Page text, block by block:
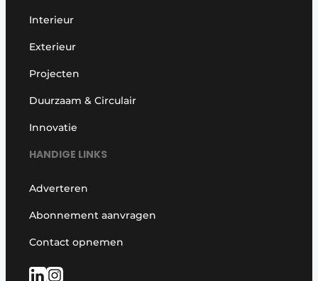
Interieur
Exterieur
Projecten
Duurzaam & Circulair
Innovatie
HANDIGE LINKS
Adverteren
Abonnement aanvragen
Contact opnemen